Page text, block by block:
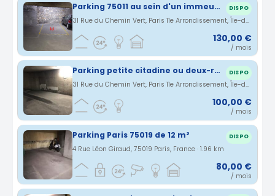
Parking 75011 au sein d'un immeuble résidentiel. DISPO
31 Rue du Chemin Vert, Paris 11e Arrondissement, Île-de-France, France · 1.95 km
130,00 €
/ mois
Parking petite citadine ou deux-roues Paris Bastille DISPO
31 Rue du Chemin Vert, Paris 11e Arrondissement, Île-de-France, France · 1.95 km
100,00 €
/ mois
Parking Paris 75019 de 12 m² DISPO
4 Rue Léon Giraud, 75019 Paris, France · 1.96 km
80,00 €
/ mois